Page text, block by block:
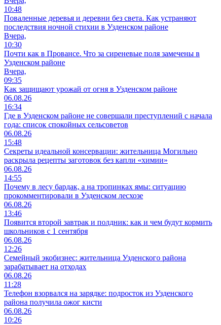
10:48
Поваленные деревья и деревни без света. Как устраняют
последствия ночной стихии в Узденском районе
Вчера,
10:30
Почти как в Провансе. Что за сиреневые поля замечены в
Узденском районе
Вчера,
09:35
Как защищают урожай от огня в Узденском районе
06.08.26
16:34
Где в Узденском районе не совершали преступлений с начала
года: список спокойных сельсоветов
06.08.26
15:48
Секреты идеальной консервации: жительница Могильно
раскрыла рецепты заготовок без капли «химии»
06.08.26
14:55
Почему в лесу бардак, а на тропинках ямы: ситуацию
прокомментировали в Узденском лесхозе
06.08.26
13:46
Появится второй завтрак и полдник: как и чем будут кормить
школьников с 1 сентября
06.08.26
12:26
Семейный экобизнес: жительница Узденского района
зарабатывает на отходах
06.08.26
11:28
Телефон взорвался на зарядке: подросток из Узденского
района получила ожог кисти
06.08.26
10:26